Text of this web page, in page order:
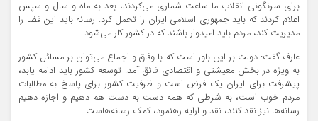
برای سرنگونی انقلاب ما ساعت شماری می‌کردند، بعد به ماه و سال و سپس
اعلام کردند که باید جمهوری اسلامی ایران را تحمل کرد. رسانه باید این فضا را
مدیریت کند، مردم باید امیدوار باشند که در کشور کار می‌شود.
عارف گفت: دولت بر این باور است که با وفاق و اجماع می‌توان بر مسائل کشور
به ویژه در بخش معیشتی و اقتصادی فائق آمد. توسعه کشور باید ادامه یابد،
پیشرفت برای ایران یک فرض است و ظرفیت کشور برای پاسخ به مطالبات
مردم خوب است، به شرطی که همه دست به دست هم دهیم و اجازه دهیم
رسانه‌ها نیز نقد کنند، نقد و ارایه رهنمود، کمک رسانه‌هاست.